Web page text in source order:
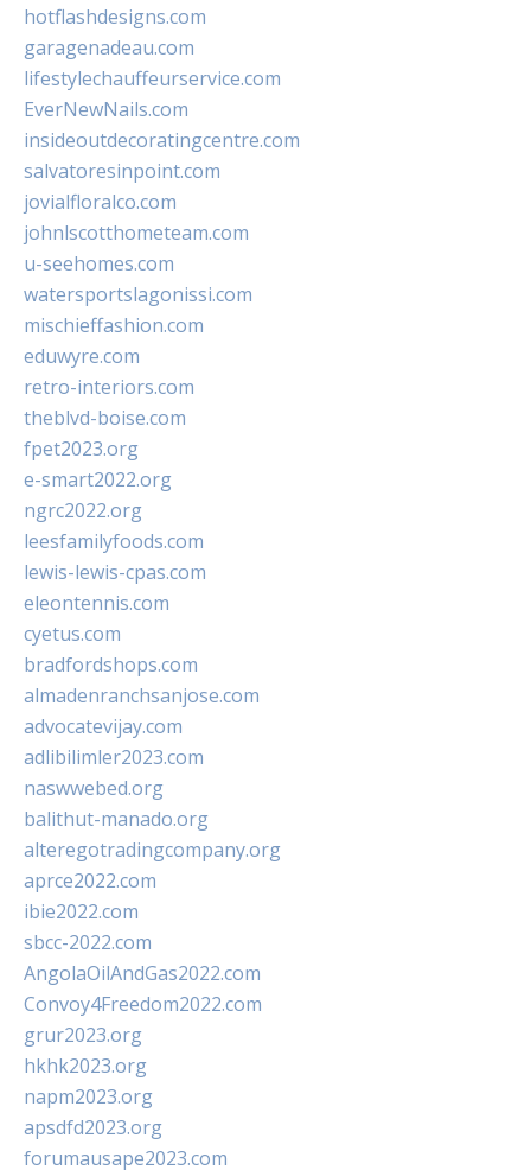
hotflashdesigns.com
garagenadeau.com
lifestylechauffeurservice.com
EverNewNails.com
insideoutdecoratingcentre.com
salvatoresinpoint.com
jovialfloralco.com
johnlscotthometeam.com
u-seehomes.com
watersportslagonissi.com
mischieffashion.com
eduwyre.com
retro-interiors.com
theblvd-boise.com
fpet2023.org
e-smart2022.org
ngrc2022.org
leesfamilyfoods.com
lewis-lewis-cpas.com
eleontennis.com
cyetus.com
bradfordshops.com
almadenranchsanjose.com
advocatevijay.com
adlibilimler2023.com
naswwebed.org
balithut-manado.org
alteregotradingcompany.org
aprce2022.com
ibie2022.com
sbcc-2022.com
AngolaOilAndGas2022.com
Convoy4Freedom2022.com
grur2023.org
hkhk2023.org
napm2023.org
apsdfd2023.org
forumausape2023.com